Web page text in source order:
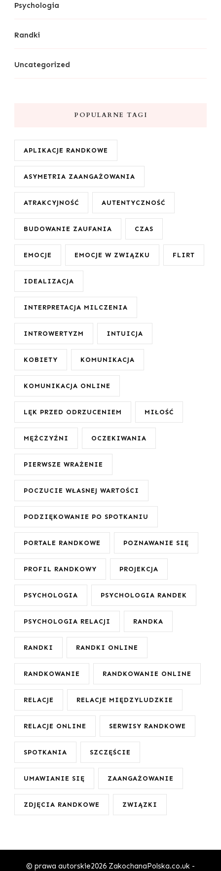
Psychologia
Randki
Uncategorized
POPULARNE TAGI
APLIKACJE RANDKOWE
ASYMETRIA ZAANGAŻOWANIA
ATRAKCYJNOŚĆ AUTENTYCZNOŚĆ
BUDOWANIE ZAUFANIA CZAS
EMOCJE EMOCJE W ZWIĄZKU FLIRT
IDEALIZACJA
INTERPRETACJA MILCZENIA
INTROWERTYZM INTUICJA
KOBIETY KOMUNIKACJA
KOMUNIKACJA ONLINE
LĘK PRZED ODRZUCENIEM MIŁOŚĆ
MĘŻCZYŹNI OCZEKIWANIA
PIERWSZE WRAŻENIE
POCZUCIE WŁASNEJ WARTOŚCI
PODZIĘKOWANIE PO SPOTKANIU
PORTALE RANDKOWE POZNAWANIE SIĘ
PROFIL RANDKOWY PROJEKCJA
PSYCHOLOGIA PSYCHOLOGIA RANDEK
PSYCHOLOGIA RELACJI RANDKA
RANDKI RANDKI ONLINE
RANDKOWANIE RANDKOWANIE ONLINE
RELACJE RELACJE MIĘDZYLUDZKIE
RELACJE ONLINE SERWISY RANDKOWE
SPOTKANIA SZCZĘŚCIE
UMAWIANIE SIĘ ZAANGAŻOWANIE
ZDJĘCIA RANDKOWE ZWIĄZKI
© prawa autorskie2026 ZakochanaPolska.co.uk -